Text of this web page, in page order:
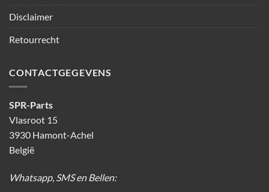
Disclaimer
Retourrecht
CONTACTGEGEVENS
SPR-Parts
Vlasroot 15
3930 Hamont-Achel
België
Whatsapp, SMS en Bellen: